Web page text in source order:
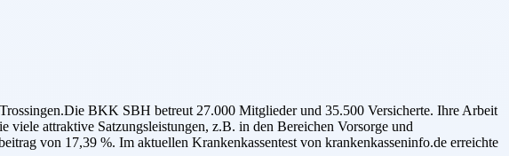
BKK SBH betreut 27.000 Mitglieder und 35.500 Versicherte. Ihre Arbeit
viele attraktive Satzungsleistungen, z.B. in den Bereichen Vorsorge und
von 17,39 %. Im aktuellen Krankenkassentest von krankenkasseninfo.de erreichte